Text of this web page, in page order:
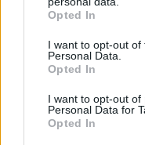
grant or deny consent
use your data for
consent section.
Opted In
I want to opt-out of
Personal Data.
Opted In
I want to opt-out of
Personal Data for
Opted In